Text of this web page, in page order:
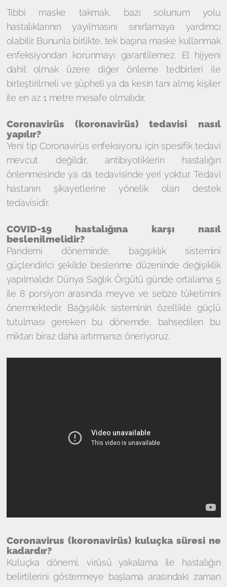
Tıbbi maske takmak, bazı solunum yolu
hastalıklarının yayılmasını sınırlamaya yardımcı
olabilir. Bununla birlikte, tek başına maske kullanmak
enfeksiyondan korunmayı garantilemez. El hijyeni
dahil olmak üzere diğer önleme tedbirleri ile
birleştirilmeli ve şüpheli ya da kesin tanı almış kişiler
ile en az 1 metre mesafe olmalıdır.
Coronavirüs (koronavirüs) tedavisi nasıl
yapılır?
Yeni tip Coronavirüs enfeksiyonu için spesifik tedavi
mevcut değildir, antibiyotiklerin hastalığın
önlenmesinde ya da tedavisinde yeri yoktur. Tedavi
hastanın şikayetlerine yönelik olan destek
tedavisidir.
COVID-19 hastalığına karşı nasıl
beslenilmelidir?
Pandemi döneminde, bağışıklık sistemini
güçlendirici şekilde beslenme düzeninde değişiklik
yapılmalıdır. Dünya Sağlık Örgütü günde ortalama 5
ile 8 porsiyon arasında meyve ve sebze tüketimini
önermektedir. Bağışıklık sisteminin özellikle güçlü
tutulması gereken bu dönemde, bahsedilen bu
miktarı biraz daha artırmanızı öneriyoruz.
Coronavirus (koronavirüs) kuluçka süresi ne
kadardır?
Kuluçka dönemi, virüsü yakalama ile hastalığın
belirtilerini göstermeye başlama arasındaki zaman